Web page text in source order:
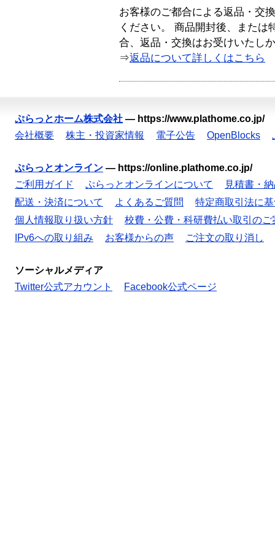
お客様のご都合による返品・交
ください。 商品開封後、または
合、返品・交換はお受けいたし
⇒返品について詳しくはこちら
ぷらっとホーム株式会社 — https://www.plathome.co.jp/
会社概要
株主・投資家情報 電子公告 OpenBlocks
ぷらっとオンライン — https://online.plathome.co.jp/
ご利用ガイド
ぷらっとオンラインについて
見積書・
配送・決済について
よくあるご質問
特定商取引法に
個人情報取り扱い方針
校費・公費・科研費払い取引のご
IPv6への取り組み
お客様からの声 ご注文の取り消し
ソーシャルメディア
Twitter公式アカウント
Facebook公式ページ